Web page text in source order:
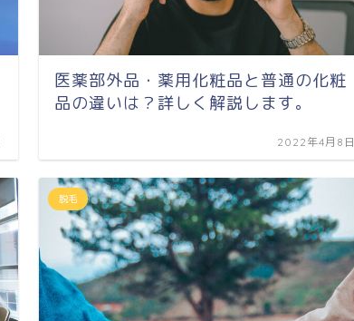
医薬部外品・薬用化粧品と普通の化粧
品の違いは？詳しく解説します。
2022年4月8日
脱毛